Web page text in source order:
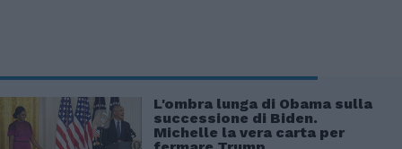
L'ombra lunga di Obama sulla
successione di Biden.
Michelle la vera carta per